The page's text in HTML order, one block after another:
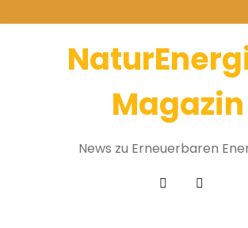
Magazin
News zu Erneuerbaren